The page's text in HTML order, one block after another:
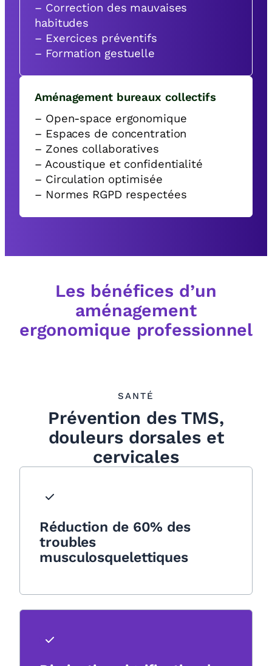
– Correction des mauvaises
habitudes
– Exercices préventifs
– Formation gestuelle
Aménagement bureaux collectifs
– Open-space ergonomique
– Espaces de concentration
– Zones collaboratives
– Acoustique et confidentialité
– Circulation optimisée
– Normes RGPD respectées
Les bénéfices d’un
aménagement
ergonomique professionnel
SANTÉ
Prévention des TMS,
douleurs dorsales et
cervicales
Réduction de 60% des
troubles
musculosquelettiques